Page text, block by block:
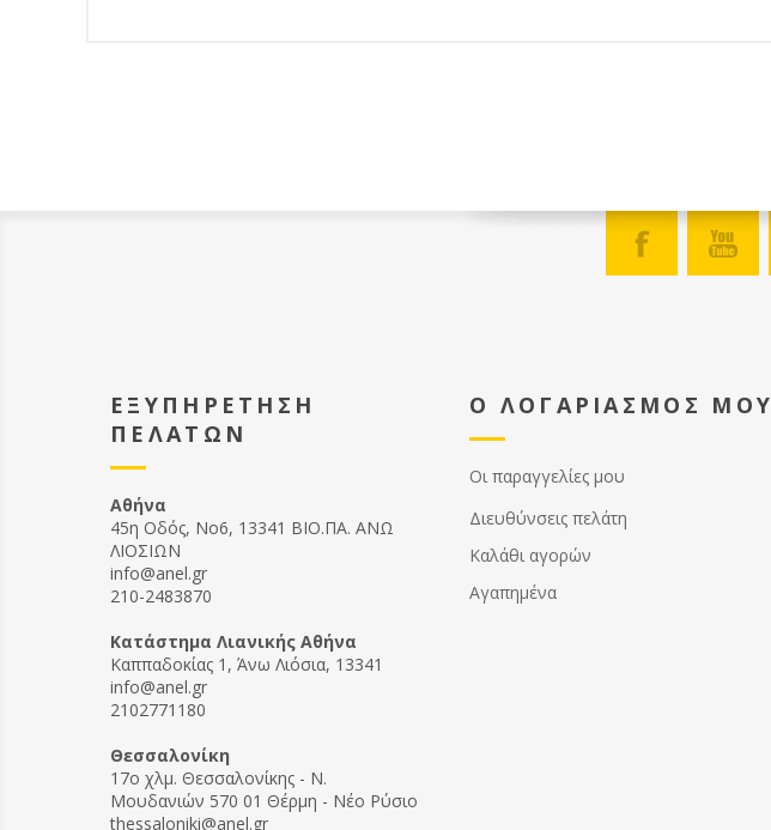
ΕΞΥΠΗΡΕΤΗΣΗ
ΠΕΛΑΤΩΝ
Αθήνα
45η Οδός, Νο6, 13341 ΒΙΟ.ΠΑ. ΑΝΩ
ΛΙΟΣΙΩΝ
info@anel.gr
210-2483870
Kατάστημα Λιανικής Αθήνα
Καππαδοκίας 1, Άνω Λιόσια, 13341
info@anel.gr
2102771180
Θεσσαλονίκη
17ο χλμ. Θεσσαλονίκης - Ν.
Μουδανιών 570 01 Θέρμη - Νέο Ρύσιο
thessaloniki@anel.gr
Ο ΛΟΓΑΡΙΑΣΜΟΣ ΜΟΥ
Οι παραγγελίες μου
Διευθύνσεις πελάτη
Καλάθι αγορών
Αγαπημένα